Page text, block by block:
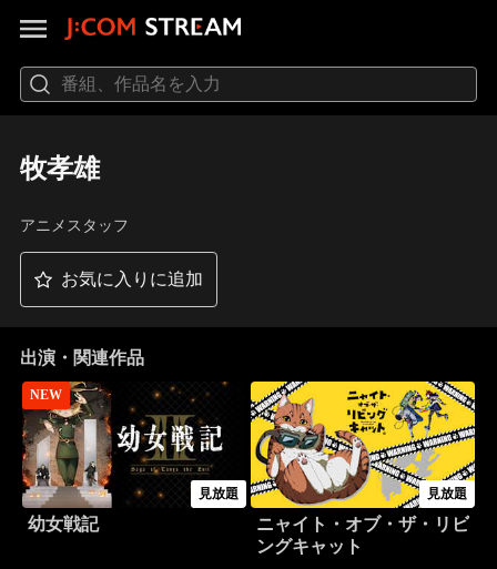
牧孝雄
アニメスタッフ
お気に入りに追加
出演・関連作品
NEW
見放題
幼女戦記
見放題
ニャイト・オブ・ザ・リビ
ングキャット